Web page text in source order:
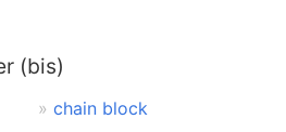
(bis)
chain block